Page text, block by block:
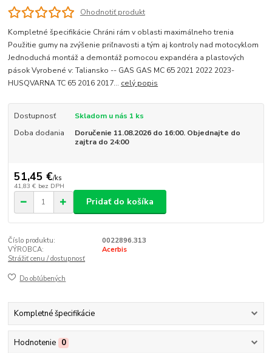
Ohodnotiť produkt
Kompletné špecifikácie Chráni rám v oblasti maximálneho trenia
Použitie gumy na zvýšenie priľnavosti a tým aj kontroly nad motocyklom
Jednoduchá montáž a demontáž pomocou expandéra a plastových
pások Vyrobené v: Taliansko -- GAS GAS MC 65 2021 2022 2023-
HUSQVARNA TC 65 2016 2017... celý popis
Dostupnosť
Skladom u nás 1 ks
Doba dodania
Doručenie 11.08.2026 do 16:00. Objednajte do
zajtra do 24:00
51,45 €/ks
41,83 € bez DPH
Pridať do košíka
Číslo produktu:
0022896.313
VÝROBCA:
Acerbis
Strážiť cenu / dostupnosť
Do obľúbených
Kompletné špecifikácie
Hodnotenie 0